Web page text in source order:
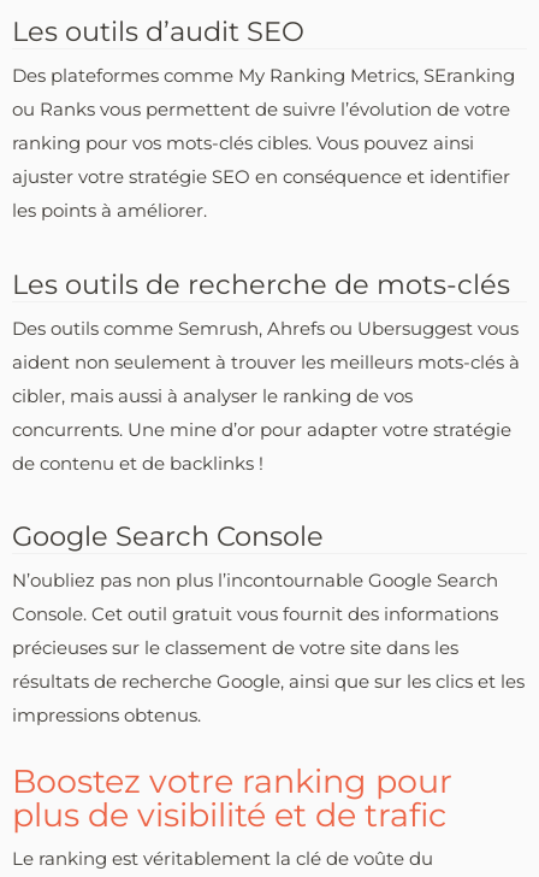
Les outils d’audit SEO
Des plateformes comme My Ranking Metrics, SEranking
ou Ranks vous permettent de suivre l’évolution de votre
ranking pour vos mots-clés cibles. Vous pouvez ainsi
ajuster votre stratégie SEO en conséquence et identifier
les points à améliorer.
Les outils de recherche de mots-clés
Des outils comme Semrush, Ahrefs ou Ubersuggest vous
aident non seulement à trouver les meilleurs mots-clés à
cibler, mais aussi à analyser le ranking de vos
concurrents. Une mine d’or pour adapter votre stratégie
de contenu et de backlinks !
Google Search Console
N’oubliez pas non plus l’incontournable Google Search
Console. Cet outil gratuit vous fournit des informations
précieuses sur le classement de votre site dans les
résultats de recherche Google, ainsi que sur les clics et les
impressions obtenus.
Boostez votre ranking pour
plus de visibilité et de trafic
Le ranking est véritablement la clé de voûte du